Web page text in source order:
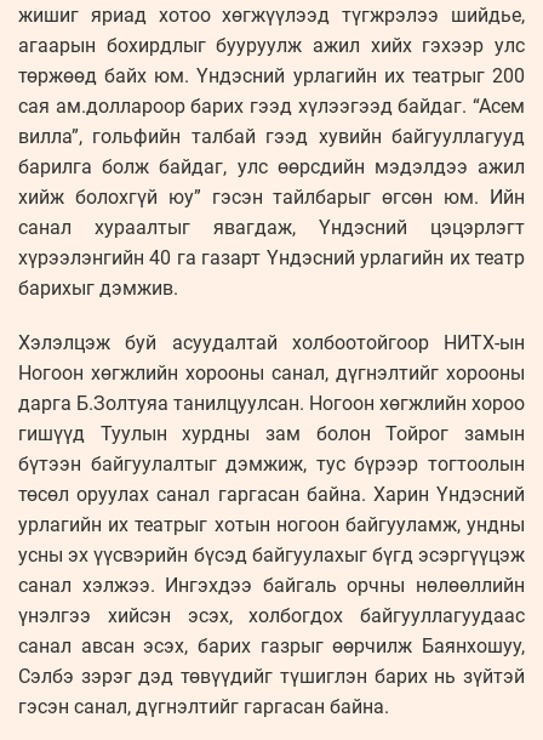
жишиг яриад хотоо хөгжүүлээд түгжрэлээ шийдье,
агаарын бохирдлыг бууруулж ажил хийх гэхээр улс
төржөөд байх юм. Үндэсний урлагийн их театрыг 200
сая ам.доллароор барих гээд хүлээгээд байдаг. “Асем
вилла”, гольфийн талбай гээд хувийн байгууллагууд
барилга болж байдаг, улс өөрсдийн мэдэлдээ ажил
хийж болохгүй юу” гэсэн тайлбарыг өгсөн юм. Ийн
санал хураалтыг явагдаж, Үндэсний цэцэрлэгт
хүрээлэнгийн 40 га газарт Үндэсний урлагийн их театр
барихыг дэмжив.
Хэлэлцэж буй асуудалтай холбоотойгоор НИТХ-ын
Ногоон хөгжлийн хорооны санал, дүгнэлтийг хорооны
дарга Б.Золтуяа танилцуулсан. Ногоон хөгжлийн хороо
гишүүд Туулын хурдны зам болон Тойрог замын
бүтээн байгуулалтыг дэмжиж, тус бүрээр тогтоолын
төсөл оруулах санал гаргасан байна. Харин Үндэсний
урлагийн их театрыг хотын ногоон байгууламж, ундны
усны эх үүсвэрийн бүсэд байгуулахыг бүгд эсэргүүцэж
санал хэлжээ. Ингэхдээ байгаль орчны нөлөөллийн
үнэлгээ хийсэн эсэх, холбогдох байгууллагуудаас
санал авсан эсэх, барих газрыг өөрчилж Баянхошуу,
Сэлбэ зэрэг дэд төвүүдийг түшиглэн барих нь зүйтэй
гэсэн санал, дүгнэлтийг гаргасан байна.